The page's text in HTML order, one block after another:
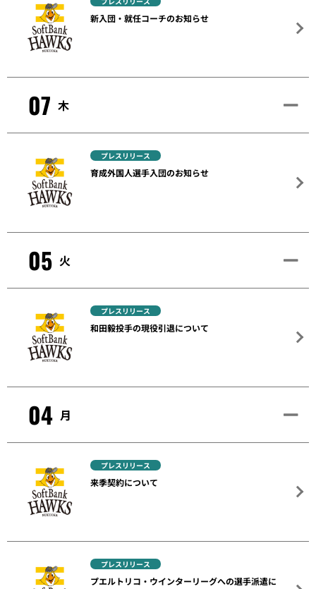
新入団・就任コーチのお知らせ
07 木
プレスリリース
育成外国人選手入団のお知らせ
05 火
プレスリリース
和田毅投手の現役引退について
04 月
プレスリリース
来季契約について
プレスリリース
プエルトリコ・ウインターリーグへの選手派遣に